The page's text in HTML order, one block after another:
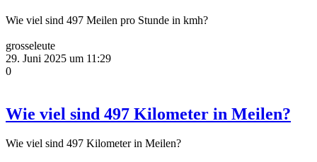
Wie viel sind 497 Meilen pro Stunde in kmh?
grosseleute
29. Juni 2025 um 11:29
0
Wie viel sind 497 Kilometer in Meilen?
Wie viel sind 497 Kilometer in Meilen?